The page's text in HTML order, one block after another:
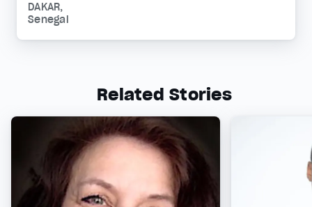
DAKAR,
Senegal
Related Stories